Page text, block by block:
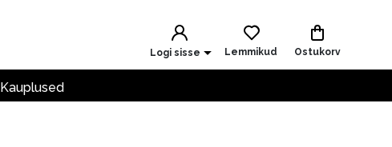
Logi sisse Lemmikud Ostukorv
Kauplused